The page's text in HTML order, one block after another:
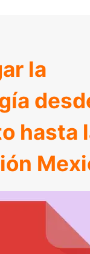
la
hasta